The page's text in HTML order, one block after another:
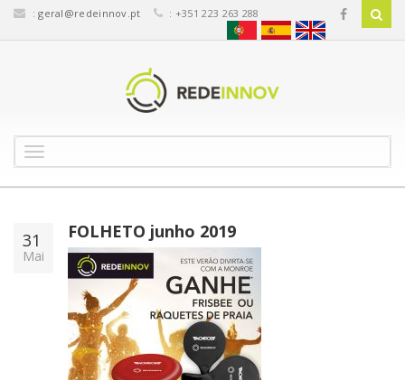
:geral@redeinnov.pt : +351 223 263 288
o
g
l
e
n
a
v
i
g
a
t
31
Mai
FOLHETO junho 2019